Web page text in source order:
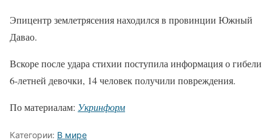
Эпицентр землетрясения находился в провинции Южный
Давао.
Вскоре после удара стихии поступила информация о гибели
6-летней девочки, 14 человек получили повреждения.
По материалам: Укринформ
Категории: В мире